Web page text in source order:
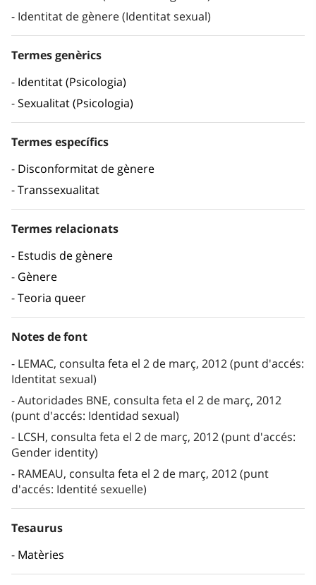
Identitat de gènere (Identitat sexual)
Termes genèrics
Identitat (Psicologia)
Sexualitat (Psicologia)
Termes específics
Disconformitat de gènere
Transsexualitat
Termes relacionats
Estudis de gènere
Gènere
Teoria queer
Notes de font
LEMAC, consulta feta el 2 de març, 2012 (punt d'accés:
Identitat sexual)
Autoridades BNE, consulta feta el 2 de març, 2012
(punt d'accés: Identidad sexual)
LCSH, consulta feta el 2 de març, 2012 (punt d'accés:
Gender identity)
RAMEAU, consulta feta el 2 de març, 2012 (punt
d'accés: Identité sexuelle)
Tesaurus
Matèries